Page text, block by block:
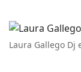
Laura Gallego Dj